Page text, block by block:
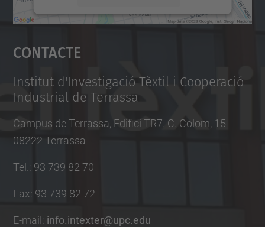
Accepta
powered by
Contacte
Institut d'Investigació Tèxtil i Cooperació
Industrial de Terrassa
Campus de Terrassa, Edifici TR7. C. Colom, 15
08222 Terrassa
Tel. : 93 739 82 70
Fax: 93 739 82 72
E-mail : info.intexter@upc.edu